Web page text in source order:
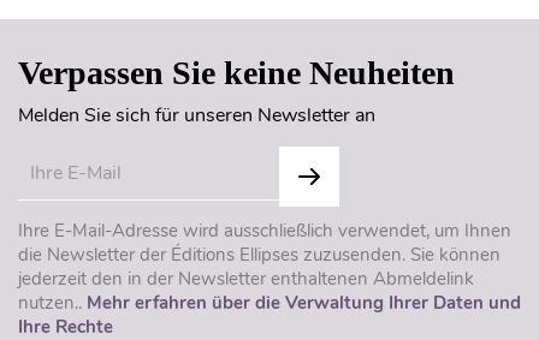
Verpassen Sie keine Neuheiten
Melden Sie sich für unseren Newsletter an
Ihre E-Mail-Adresse wird ausschließlich verwendet, um Ihnen
die Newsletter der Éditions Ellipses zuzusenden. Sie können
jederzeit den in der Newsletter enthaltenen Abmeldelink
nutzen.. Mehr erfahren über die Verwaltung Ihrer Daten und
Ihre Rechte